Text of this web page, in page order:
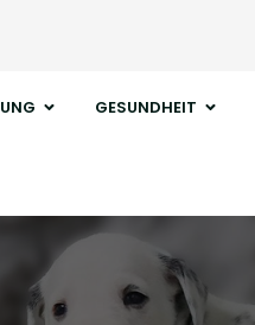
GESUNDHEIT